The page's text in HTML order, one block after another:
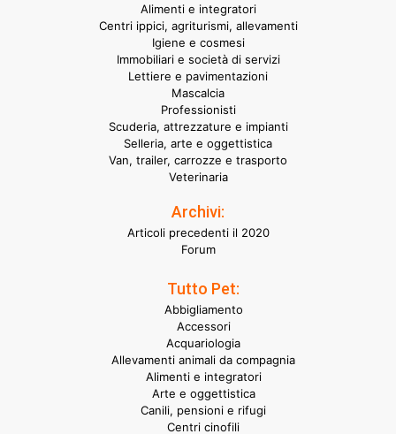
Alimenti e integratori
Centri ippici, agriturismi, allevamenti
Igiene e cosmesi
Immobiliari e società di servizi
Lettiere e pavimentazioni
Mascalcia
Professionisti
Scuderia, attrezzature e impianti
Selleria, arte e oggettistica
Van, trailer, carrozze e trasporto
Veterinaria
Archivi:
Articoli precedenti il 2020
Forum
Tutto Pet:
Abbigliamento
Accessori
Acquariologia
Allevamenti animali da compagnia
Alimenti e integratori
Arte e oggettistica
Canili, pensioni e rifugi
Centri cinofili